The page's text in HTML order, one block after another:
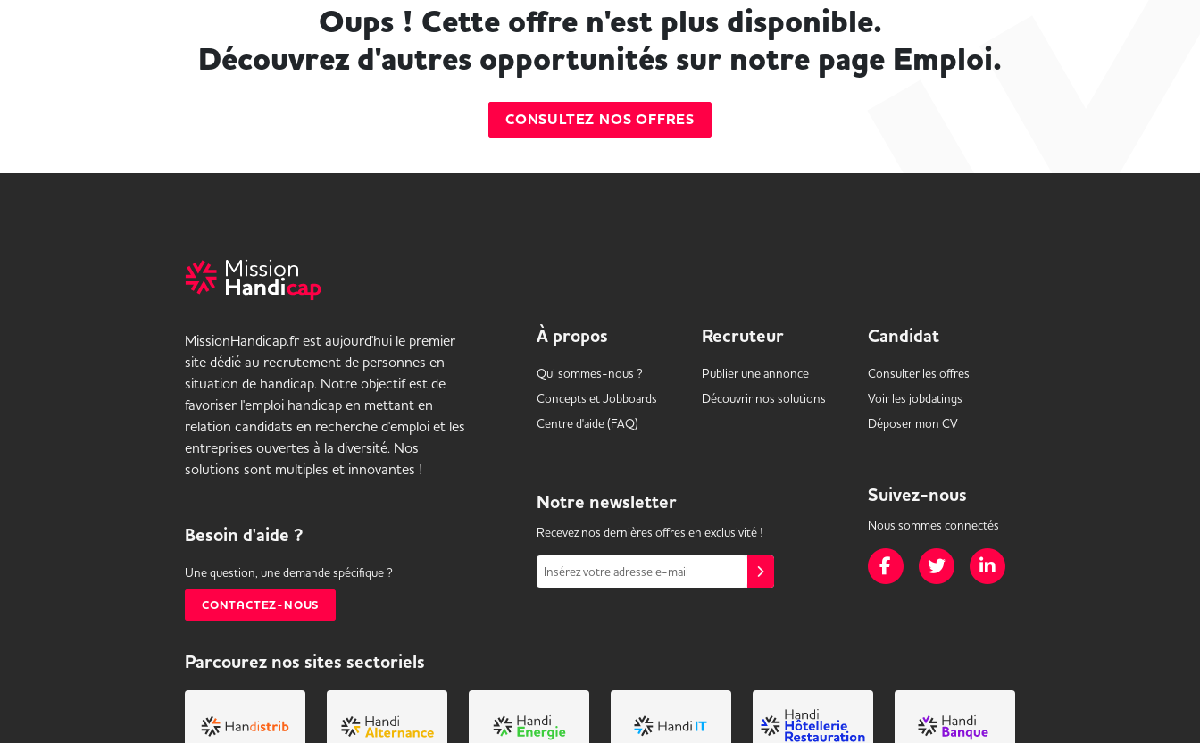
Oups ! Cette offre n'est plus disponible.
Découvrez d'autres opportunités sur notre page Emploi.
CONSULTEZ NOS OFFRES
MissionHandicap.fr est aujourd'hui le premier
site dédié au recrutement de personnes en
situation de handicap. Notre objectif est de
favoriser l'emploi handicap en mettant en
relation candidats en recherche d'emploi et les
entreprises ouvertes à la diversité. Nos
solutions sont multiples et innovantes !
Besoin d'aide ?
Une question, une demande spécifique ?
CONTACTEZ-NOUS
À propos
Qui sommes-nous ?
Concepts etJobboards
Centre d'aide (FAQ)
Recruteur
Publier une annonce
Découvrir nos solutions
Candidat
Consulter les offres
Voir les jobdatings
Déposer mon CV
Notre newsletter
Recevez nos dernières offres en exclusivité !
Insérez votre adresse e-mail
Suivez-nous
Nous sommes connectés
Page Facebook de Mission Handicap
Page Twitter de Mission Handicap
Parcourez nos sites sectoriels